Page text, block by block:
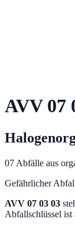
AVV 07
07 Abfälle aus
Gefährlicher
AVV 07 03 03
Abfallschlüssel